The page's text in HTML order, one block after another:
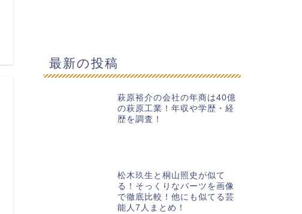
最新の投稿
萩原裕介の会社の年商は40億
の萩原工業！年収や学歴・経
歴を調査！
松木玖生と桐山照史が似て
る！そっくりなパーツを画像
で徹底比較！他にも似てる芸
能人7人まとめ！